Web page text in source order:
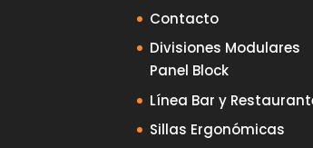
Contacto
Divisiones Modulares
Panel Block
Línea Bar y
Sillas Ergonómicas